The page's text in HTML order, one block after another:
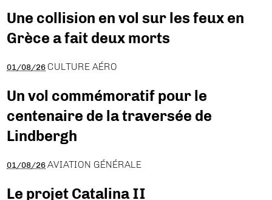
Une collision en vol sur les feux en
Grèce a fait deux morts
01/08/26 CULTURE AÉRO
Un vol commémoratif pour le
centenaire de la traversée de
Lindbergh
01/08/26 AVIATION GÉNÉRALE
Le projet Catalina II